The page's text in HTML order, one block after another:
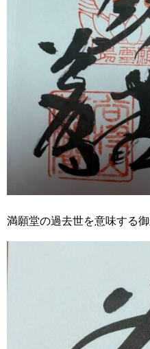
満願堂の過去世を意味する